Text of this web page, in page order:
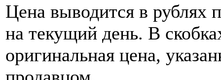
Цена выводится в рублях
на текущий день. В
оригинальная цена,